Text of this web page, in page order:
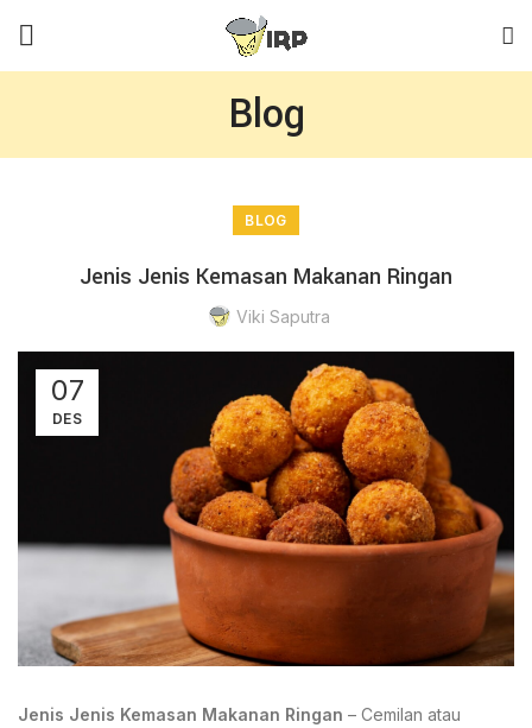
Blog
BLOG
Jenis Jenis Kemasan Makanan Ringan
Viki Saputra
07
DES
Jenis Jenis Kemasan Makanan Ringan – Cemilan atau